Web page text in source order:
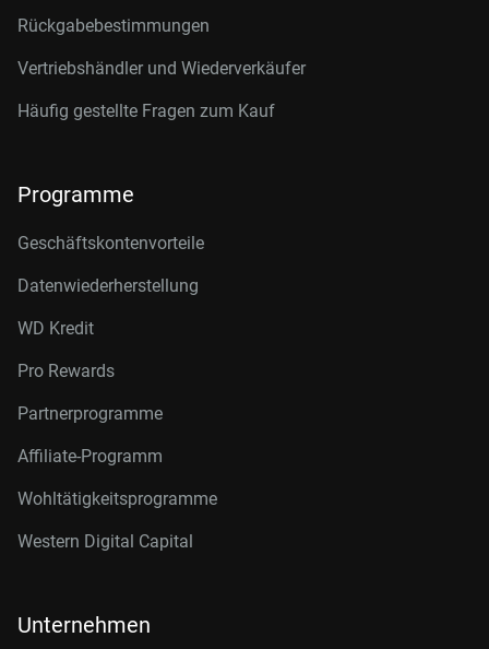
Rückgabebestimmungen
Vertriebshändler und Wiederverkäufer
Häufig gestellte Fragen zum Kauf
Programme
Geschäftskontenvorteile
Datenwiederherstellung
WD Kredit
Pro Rewards
Partnerprogramme
Affiliate-Programm
Wohltätigkeitsprogramme
Western Digital Capital
Unternehmen